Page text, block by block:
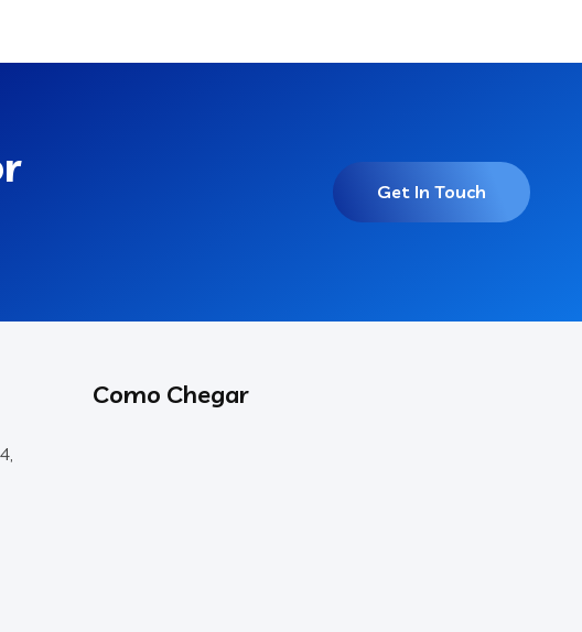
Get In Touch
Como Chegar